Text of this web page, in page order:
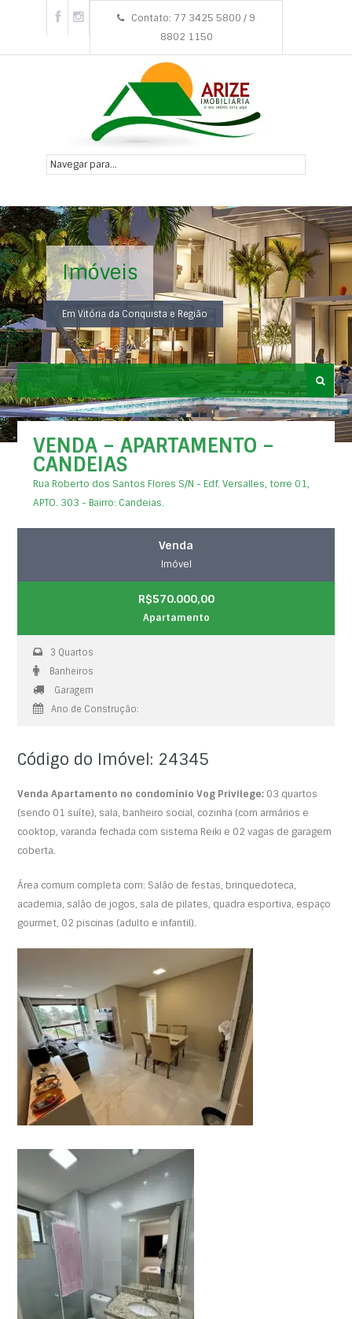
Contato: 77 3425 5800 / 9
8802 1150
Imóveis
Em Vitória da Conquista e Região
VENDA – APARTAMENTO –
CANDEIAS
Rua Roberto dos Santos Flores S/N - Edf. Versalles, torre 01,
APTO. 303 - Bairro: Candeias.
Venda
Imóvel
R$570.000,00
Apartamento
3 Quartos
Banheiros
Garagem
Ano de Construção:
Código do Imóvel: 24345
Venda Apartamento no condomínio Vog Privilege: 03 quartos
(sendo 01 suíte), sala, banheiro social, cozinha (com armários e
cooktop, varanda fechada com sistema Reiki e 02 vagas de garagem
coberta.
Área comum completa com: Salão de festas, brinquedoteca,
academia, salão de jogos, sala de pilates, quadra esportiva, espaço
gourmet, 02 piscinas (adulto e infantil).